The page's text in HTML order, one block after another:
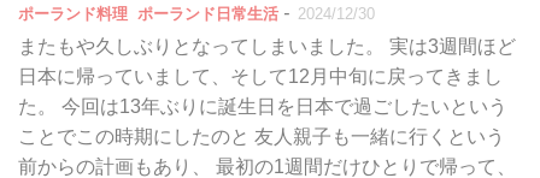
ポーランド料理 ポーランド日常生活 - 2024/12/30
またもや久しぶりとなってしまいました。 実は3週間ほど
日本に帰っていまして、そして12月中旬に戻ってきまし
た。 今回は13年ぶりに誕生日を日本で過ごしたいという
ことでこの時期にしたのと 友人親子も一緒に行くという
前からの計画もあり、 最初の1週間だけひとりで帰って、